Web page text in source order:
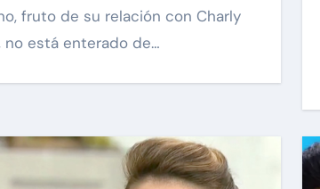
fruto de su relación con Charly
no está enterado de…
carolina Sandoval
¡EXCLUSIVA! Revelamos la
verdad detrás del divorcio de
Carolina Sandoval y Nick
Hernández
Nov 26, 2024